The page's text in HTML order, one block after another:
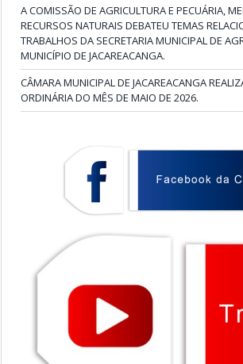
A COMISSÃO DE AGRICULTURA E PECUÁRIA,
RECURSOS NATURAIS DEBATEU TEMAS
TRABALHOS DA SECRETARIA MUNICIPAL DE
MUNICÍPIO DE JACAREACANGA.
CÂMARA MUNICIPAL DE JACAREACANGA
ORDINÁRIA DO MÊS DE MAIO DE 2026.